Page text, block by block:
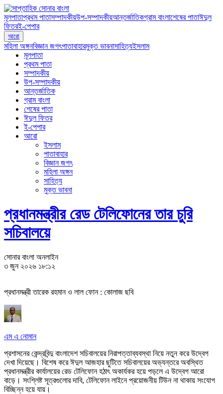
মূলপাতাপ্রথম পাতাসম্পাদকীয়উপ-সম্পাদকীয়আন্তর্জাতিকগ্রাম বাংলাশেষের পাতাঈদুল
ফিতরই-পেপার
আরো
মহিলা অঙ্গনবিজ্ঞান জগৎপাতাবাহারমুক্ত ভাবনাসাহিত্যইসলাম
মূলপাতা
প্রথম পাতা
সম্পাদকীয়
উপ-সম্পাদকীয়
আন্তর্জাতিক
গ্রাম বাংলা
শেষের পাতা
ঈদুল ফিতর
ই-পেপার
আরো
ইসলাম
পাতাবাহার
বিজ্ঞান জগৎ
মহিলা অঙ্গন
সাহিত্য
মুক্ত ভাবনা
প্রধানমন্ত্রীর রেড টেলিফোনের তার চুরি
সচিবালয়ে
সোনার বাংলা অনলাইন
৩ জুন ২০২৬ ১৮:১২
প্রধানমন্ত্রী তারেক রহমান ও লাল ফোন : কোলাজ ছবি
এম এ নোমান
প্রশাসনের কেন্দ্রবিন্দু বাংলাদেশ সচিবালয়ের নিরাপত্তাব্যবস্থা নিয়ে নতুন করে উদ্বেগ
দেখা দিয়েছে। বিশেষ করে ঈদুল আজহার ছুটিতে সচিবালয়ের অভ্যন্তরে অবস্থিত
প্রধানমন্ত্রীর কার্যালয়ের রেড টেলিফোন হঠাৎ অকার্যকর হয়ে পড়লে এ উদ্বেগ আরো
বাড়ে। সংশ্লিষ্ট সূত্রগুলোর দাবি, টেলিফোন লাইনে প্রয়োজনীয় টিউন না থাকায় সংযোগ
বিচ্ছিন্ন হয়ে যায়।